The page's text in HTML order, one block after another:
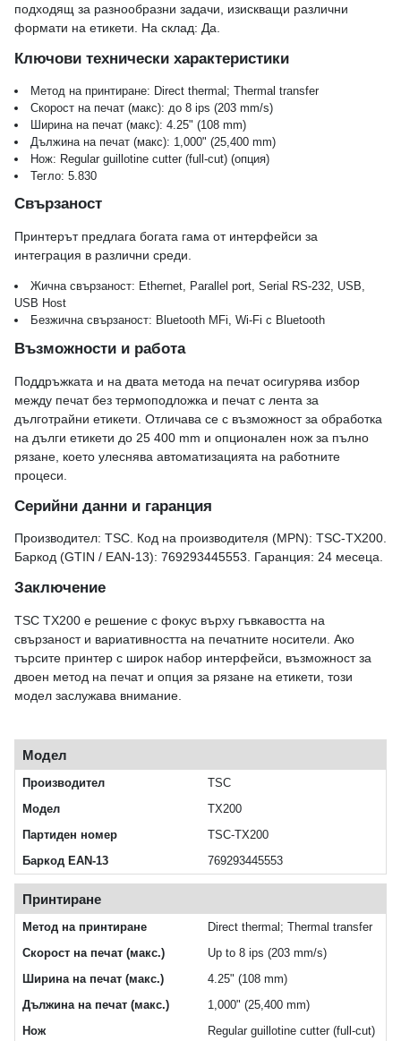
подходящ за разнообразни задачи, изискващи различни
формати на етикети. На склад: Да.
Ключови технически характеристики
Метод на принтиране: Direct thermal; Thermal transfer
Скорост на печат (макс): до 8 ips (203 mm/s)
Ширина на печат (макс): 4.25" (108 mm)
Дължина на печат (макс): 1,000" (25,400 mm)
Нож: Regular guillotine cutter (full-cut) (опция)
Тегло: 5.830
Свързаност
Принтерът предлага богата гама от интерфейси за
интеграция в различни среди.
Жична свързаност: Ethernet, Parallel port, Serial RS-232, USB,
USB Host
Безжична свързаност: Bluetooth MFi, Wi‑Fi с Bluetooth
Възможности и работа
Поддръжката и на двата метода на печат осигурява избор
между печат без термоподложка и печат с лента за
дълготрайни етикети. Отличава се с възможност за обработка
на дълги етикети до 25 400 mm и опционален нож за пълно
рязане, което улеснява автоматизацията на работните
процеси.
Серийни данни и гаранция
Производител: TSC. Код на производителя (MPN): TSC-TX200.
Баркод (GTIN / EAN-13): 769293445553. Гаранция: 24 месеца.
Заключение
TSC TX200 е решение с фокус върху гъвкавостта на
свързаност и вариативността на печатните носители. Ако
търсите принтер с широк набор интерфейси, възможност за
двоен метод на печат и опция за рязане на етикети, този
модел заслужава внимание.
Модел
Производител
TSC
Модел
TX200
Партиден номер
TSC-TX200
Баркод EAN-13
769293445553
Принтиране
Метод на принтиране
Direct thermal; Thermal transfer
Скорост на печат (макс.)
Up to 8 ips (203 mm/s)
Ширина на печат (макс.)
4.25" (108 mm)
Дължина на печат (макс.)
1,000" (25,400 mm)
Нож
Regular guillotine cutter (full-cut)